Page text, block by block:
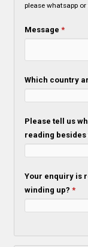
please whatsapp
Message*
Which country
Please tell us
reading
Your enquiry is
winding up?*